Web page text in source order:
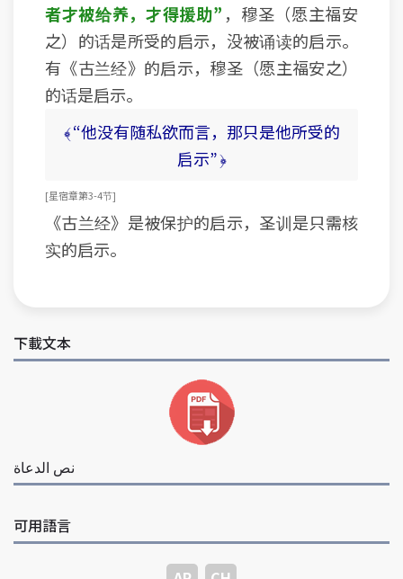
者才被给养，才得援助” ，穆圣（愿主福安
之）的话是所受的启示，没被诵读的启示。
有《古兰经》的启示，穆圣（愿主福安之）
的话是启示。
﴾ “他没有随私欲而言，那只是他所受的
启示” ﴿
[ 星宿章第3-4节 ]
《古兰经》是被保护的启示，圣训是只需核
实的启示。
下載文本
نص الدعاة
可用語言